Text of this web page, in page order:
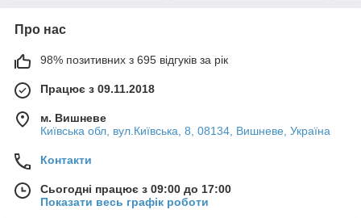
Про нас
98% позитивних з 695 відгуків за рік
Працює з 09.11.2018
м. Вишневе
Київська обл, вул.Київська, 8, 08134, Вишневе, Україна
Контакти
Сьогодні працює з 09:00 до 17:00
Показати весь графік роботи